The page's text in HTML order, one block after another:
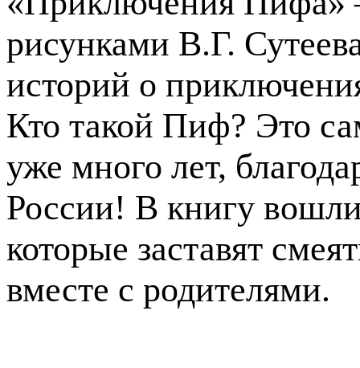
рисунками В.Г.
историй о
Кто такой Пиф? Это
уже много лет,
России! В книгу
которые заставят
вместе с родителями.